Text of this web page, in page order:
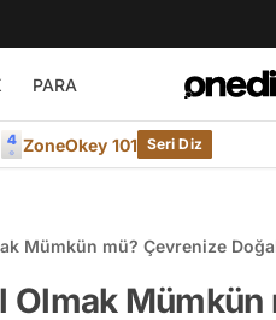
PARA
ZoneOkey 101 Seri Diz
Mümkün mü? Çevrenize
Olmak Mümkün